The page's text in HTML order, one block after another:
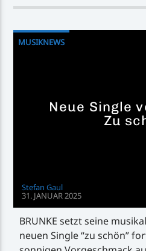
MUSIKNEWS
Neue Single
Zu
Stefan Gaul
31. JANUAR 2025
BRUNKE setzt seine
neuen Single “zu schön”